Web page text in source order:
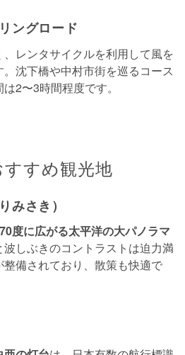
ングロード
レンタサイクルを利用して風を
沈下橋や中村市街を巡るコース
2〜3時間程度です。
すめ観光地
みさき）
度に広がる太平洋の大パノラマ
しぶきのコントラストは迫力満
備されており、散策も快適で